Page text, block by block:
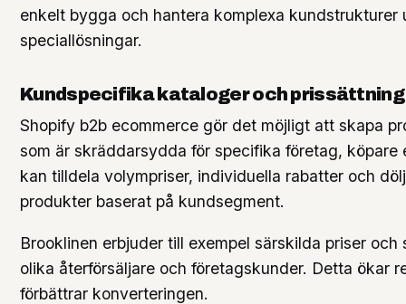
enkelt bygga och hantera komplexa kundstrukturer
speciallösningar.
Kundspecifika kataloger och prissättning
Shopify b2b ecommerce gör det möjligt att skapa
som är skräddarsydda för specifika företag, köpare
kan tilldela volympriser, individuella rabatter och
produkter baserat på kundsegment.
Brooklinen erbjuder till exempel särskilda priser och
olika återförsäljare och företagskunder. Detta ökar
förbättrar konverteringen.